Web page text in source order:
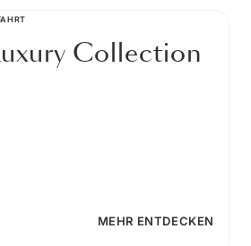
Collection
MEHR ENTDECKEN